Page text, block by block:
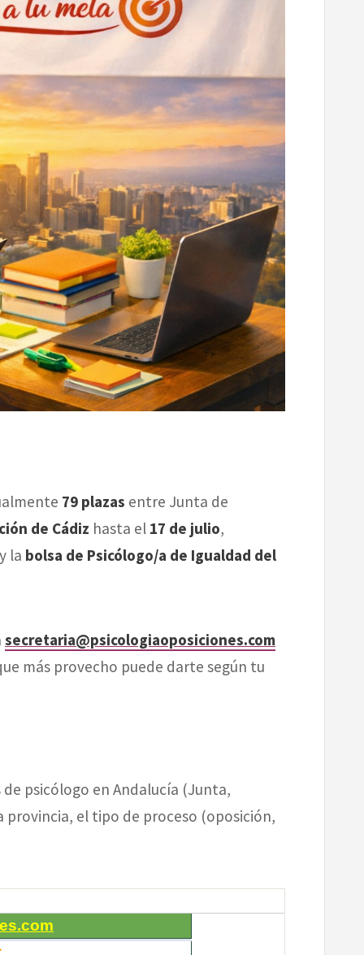
79 plazas entre Junta de
de Cádiz hasta el 17 de julio,
la bolsa de Psicólogo/a de Igualdad del
secretaria@psicologiaoposiciones.com
más provecho puede darte según tu
psicólogo en Andalucía (Junta,
provincia, el tipo de proceso (oposición,